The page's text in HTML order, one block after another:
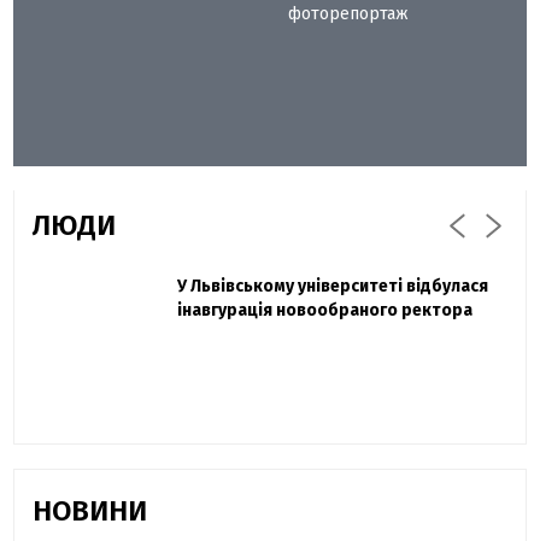
фоторепортаж
ЛЮДИ
Павло Дак
Захисник "Азовсталі" Діанов вдруге
одружився та показав фото з весілля
У Львівському університеті відбулася
інавгурація новообраного ректора
НОВИНИ